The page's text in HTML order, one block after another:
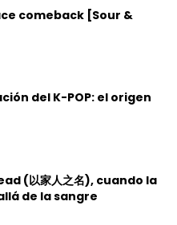
comeback [Sour &
del K-POP: el origen
(以家人之名), cuando la
de la sangre